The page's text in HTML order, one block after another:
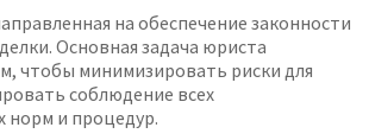
на обеспечение законности
Основная задача юриста
чтобы минимизировать риски для
соблюдение всех
норм и процедур.